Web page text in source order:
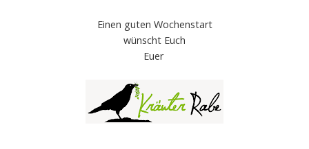
Einen guten Wochenstart
wünscht Euch
Euer